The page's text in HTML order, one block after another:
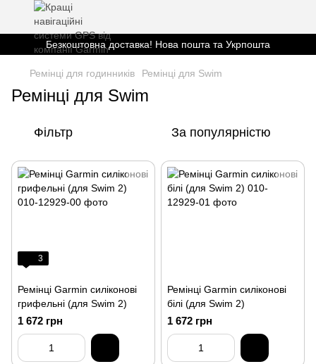
Безкоштовна доставка! Нова пошта та Укрпошта
Ремінці для годинників Ремінці для Swim
Ремінці для Swim
Фільтр За популярністю
3
Ремінці Garmin силіконові
грифельні (для Swim 2)
1 672 грн
Ремінці Garmin силіконові
білі (для Swim 2)
1 672 грн